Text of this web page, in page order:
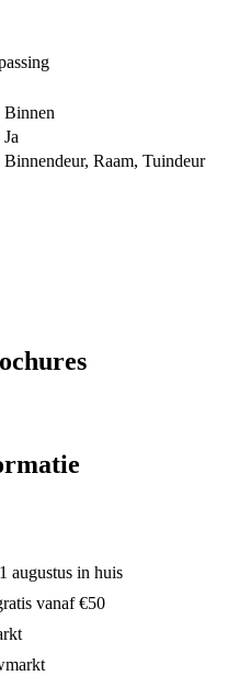
Binnen
Ja
Binnendeur, Raam, Tuindeur
augustus in huis
vanaf €50